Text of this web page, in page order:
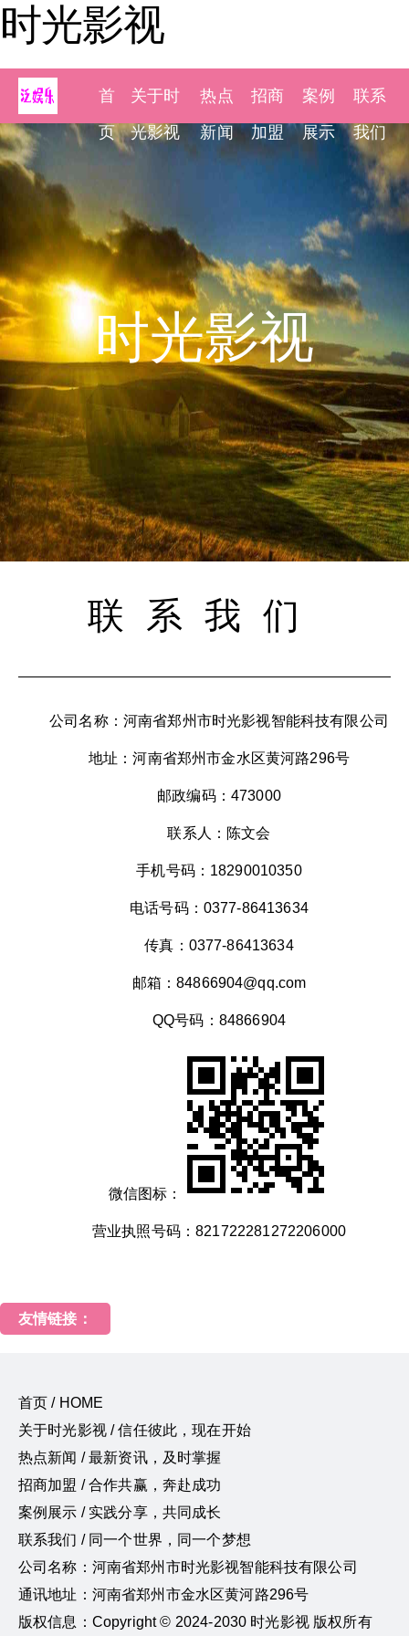
时光影视
首
页
关于时
光影视
热点
新闻
招商
加盟
案例
展示
联系
我们
时光影视
联系我们
公司名称：河南省郑州市时光影视智能科技有限公司
地址：河南省郑州市金水区黄河路296号
邮政编码：473000
联系人：陈文会
手机号码：18290010350
电话号码：0377-86413634
传真：0377-86413634
邮箱：84866904@qq.com
QQ号码：84866904
微信图标：
营业执照号码：821722281272206000
友情链接：
首页 / HOME
关于时光影视 / 信任彼此，现在开始
热点新闻 / 最新资讯，及时掌握
招商加盟 / 合作共赢，奔赴成功
案例展示 / 实践分享，共同成长
联系我们 / 同一个世界，同一个梦想
公司名称：河南省郑州市时光影视智能科技有限公司
通讯地址：河南省郑州市金水区黄河路296号
版权信息：Copyright © 2024-2030 时光影视 版权所有